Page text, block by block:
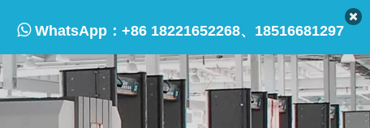
WhatsApp： +86 18221652268、18516681297